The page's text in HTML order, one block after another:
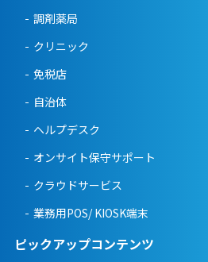
調剤薬局
クリニック
免税店
自治体
ヘルプデスク
オンサイト保守サポート
クラウドサービス
業務用POS/ KIOSK端末
ピックアップコンテンツ